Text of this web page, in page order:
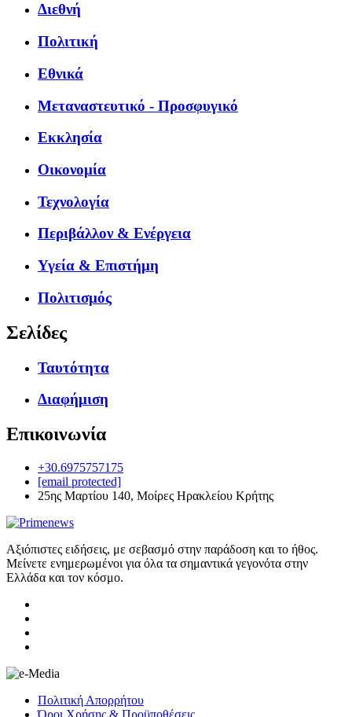
Διεθνή
Πολιτική
Εθνικά
Μεταναστευτικό - Προσφυγικό
Εκκλησία
Οικονομία
Τεχνολογία
Περιβάλλον & Ενέργεια
Υγεία & Επιστήμη
Πολιτισμός
Σελίδες
Ταυτότητα
Διαφήμιση
Επικοινωνία
+30.6975757175
[email protected]
25ης Μαρτίου 140, Μοίρες Ηρακλείου Κρήτης
Αξιόπιστες ειδήσεις, με σεβασμό στην παράδοση και το ήθος.
Μείνετε ενημερωμένοι για όλα τα σημαντικά γεγονότα στην
Ελλάδα και τον κόσμο.
Πολιτική Απορρήτου